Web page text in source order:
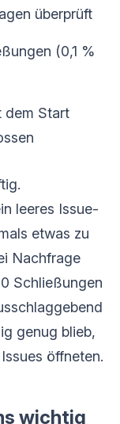
überprüft
(0,1 %
dem Start
leeres Issue-
etwas zu
Nachfrage
Schließungen
genug blieb,
öffneten.
wichtig